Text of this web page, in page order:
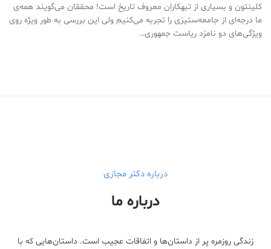
کلینتون و بسیاری از تبهکاران معروف تاریخ است! محققان می‌گویند همه‌ی
ما درجه‌ای از جامعه‌ستیزی را تجربه می‌کنیم ولی این بررسی به طور ویژه روی
ویژگی‌های دو نامزد ریاست جمهوری…
درباره دکتر مجازی
درباره ما
زندگی روزمره پر از داستان‌ها و اتفاقات عجیب است. داستان‌هایی که با